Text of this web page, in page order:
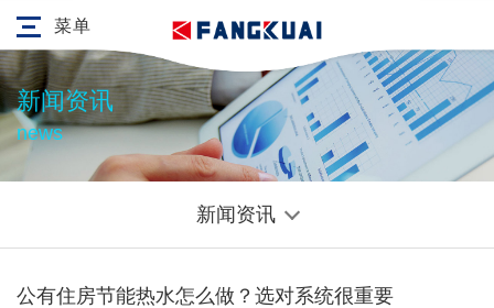
菜单
新闻资讯
news
新闻资讯
公有住房节能热水怎么做？选对系统很重要